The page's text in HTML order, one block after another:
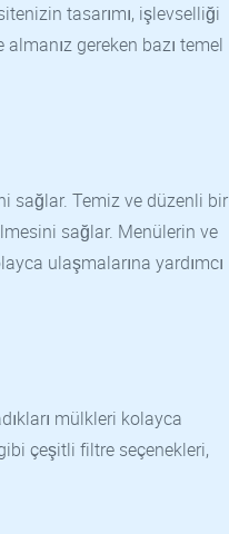
tasarımı, işlevselliği
gereken bazı temel
sağlar. Temiz ve düzenli bir
sağlar. Menülerin ve
ulaşmalarına yardımcı
mülkleri kolayca
çeşitli filtre seçenekleri,